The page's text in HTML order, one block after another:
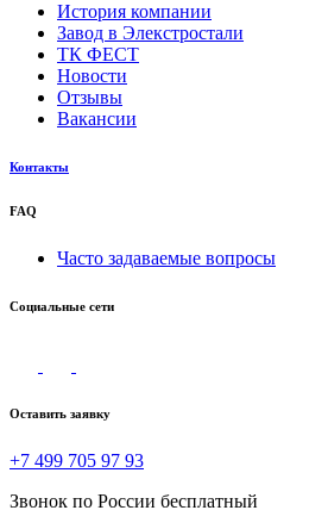
История компании
Завод в Элекстростали
ТК ФЕСТ
Новости
Отзывы
Вакансии
Контакты
FAQ
Часто задаваемые вопросы
Социальные сети
Оставить заявку
+7 499 705 97 93
Звонок по России бесплатный